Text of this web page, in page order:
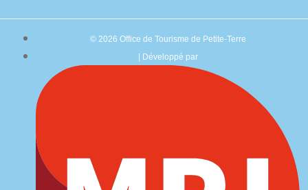
© 2026 Office de Tourisme de Petite-Terre
| Développé par